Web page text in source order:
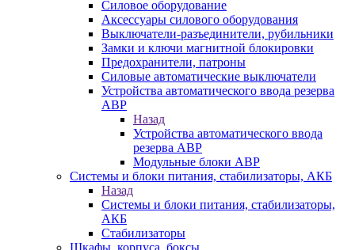
Силовое оборудование
Аксессуары силового оборудования
Выключатели-разъединители, рубильники
Замки и ключи магнитной блокировки
Предохранители, патроны
Силовые автоматические выключатели
Устройства автоматического ввода резерва
АВР
Назад
Устройства автоматического ввода
резерва АВР
Модульные блоки АВР
Системы и блоки питания, стабилизаторы, АКБ
Назад
Системы и блоки питания, стабилизаторы,
АКБ
Стабилизаторы
Шкафы, корпуса, боксы